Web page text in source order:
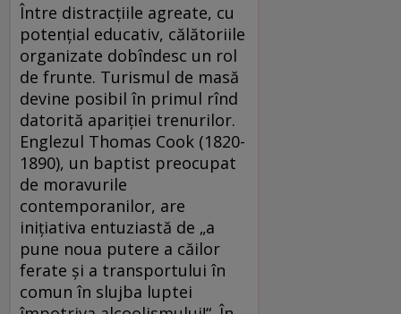
Între distracţiile agreate, cu
potenţial educativ, călătoriile
organizate dobîndesc un rol
de frunte. Turismul de masă
devine posibil în primul rînd
datorită apariţiei trenurilor.
Englezul Thomas Cook (1820-
1890), un baptist preocupat
de moravurile
contemporanilor, are
iniţiativa entuziastă de „a
pune noua putere a căilor
ferate şi a transportului în
comun în slujba luptei